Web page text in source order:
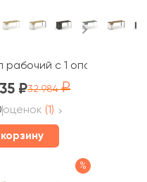
CN.SP-404 B
рабочий с 1 опорной
32 984
оценок (1)
корзину
%